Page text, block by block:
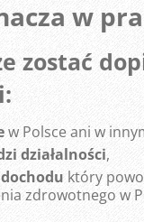
w
zostać
w Polsce ani w
działalności,
który
zdrowotnego w